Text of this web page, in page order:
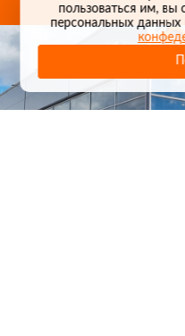
пользоваться им, вы
персональных данных